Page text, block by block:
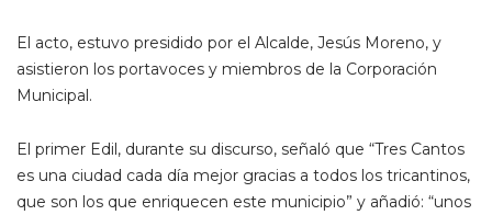
El acto, estuvo presidido por el Alcalde, Jesús Moreno, y
asistieron los portavoces y miembros de la Corporación
Municipal.
El primer Edil, durante su discurso, señaló que “Tres Cantos
es una ciudad cada día mejor gracias a todos los tricantinos,
que son los que enriquecen este municipio” y añadió: “unos